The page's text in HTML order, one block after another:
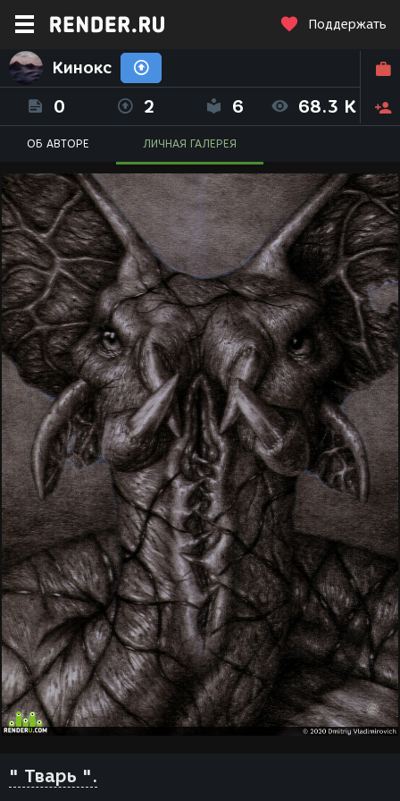
Поддержать
Кинокс
0 2 6 68.3 K
ОБ АВТОРЕ ЛИЧНАЯ ГАЛЕРЕЯ
" Тварь ".